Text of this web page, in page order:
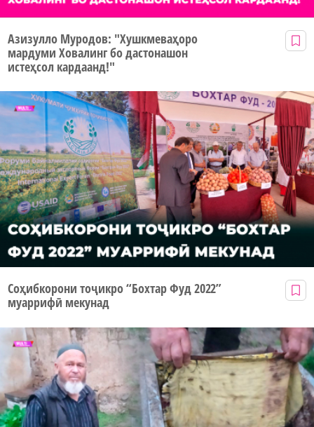
Азизулло Муродов: "Хушкмеваҳоро
мардуми Ховалинг бо дастонашон
истеҳсол кардаанд!"
Соҳибкорони тоҷикро “Бохтар Фуд 2022”
муаррифӣ мекунад